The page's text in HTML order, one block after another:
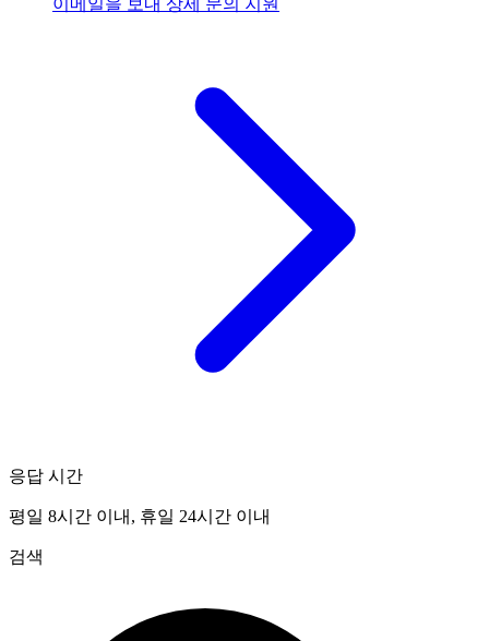
이메일을 보내 상세 문의 지원
응답 시간
평일 8시간 이내, 휴일 24시간 이내
검색